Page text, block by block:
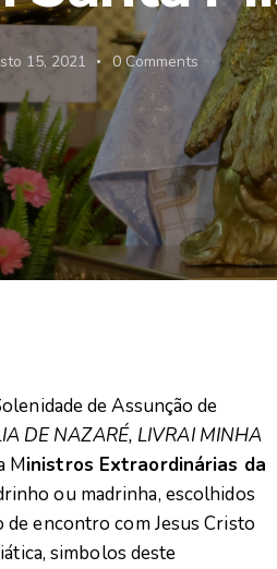
15, 2021 0 Comments
de Assunção de
DE NAZARÉ, LIVRAI MINHA
Ministros Extraordinárias da
ou madrinha, escolhidos
de encontro com Jesus Cristo
simbolos deste